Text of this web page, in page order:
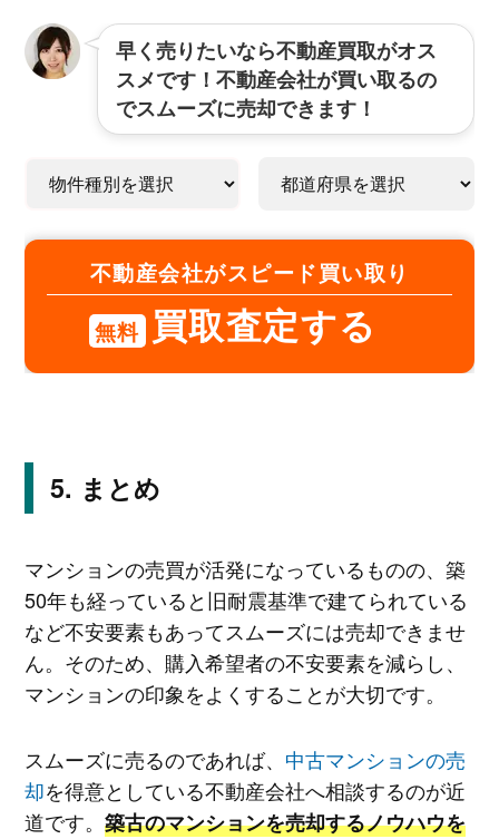
早く売りたいなら不動産買取がオス
スメです！不動産会社が買い取るの
でスムーズに売却できます！
不動産会社がスピード買い取り
無料 買取査定する
まとめ
マンションの売買が活発になっているものの、築
50年も経っていると旧耐震基準で建てられている
など不安要素もあってスムーズには売却できませ
ん。そのため、購入希望者の不安要素を減らし、
マンションの印象をよくすることが大切です。
スムーズに売るのであれば、 中古マンションの売
却を得意としている不動産会社へ相談するのが近
道です。 築古のマンションを売却するノウハウを